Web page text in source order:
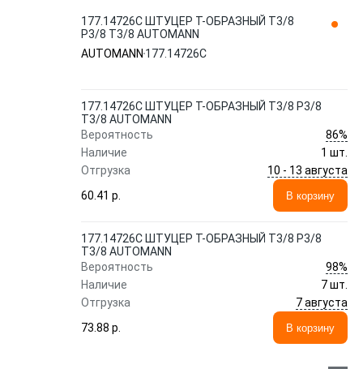
177.14726C ШТУЦЕР T-ОБРАЗНЫЙ T3/8
P3/8 T3/8 AUTOMANN
AUTOMANN 177.14726C
177.14726C ШТУЦЕР T-ОБРАЗНЫЙ T3/8 P3/8
T3/8 AUTOMANN
Вероятность
86%
Наличие
1 шт.
Отгрузка
10 - 13 августа
60.41 p.
В корзину
177.14726C ШТУЦЕР T-ОБРАЗНЫЙ T3/8 P3/8
T3/8 AUTOMANN
Вероятность
98%
Наличие
7 шт.
Отгрузка
7 августа
73.88 p.
В корзину